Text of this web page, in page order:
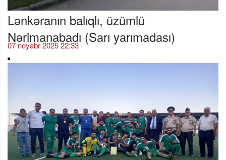
Lənkəranın balıqlı, üzümlü
Nərimanabadı (Sarı yarımadası)
07 noyabr 2025 22:33